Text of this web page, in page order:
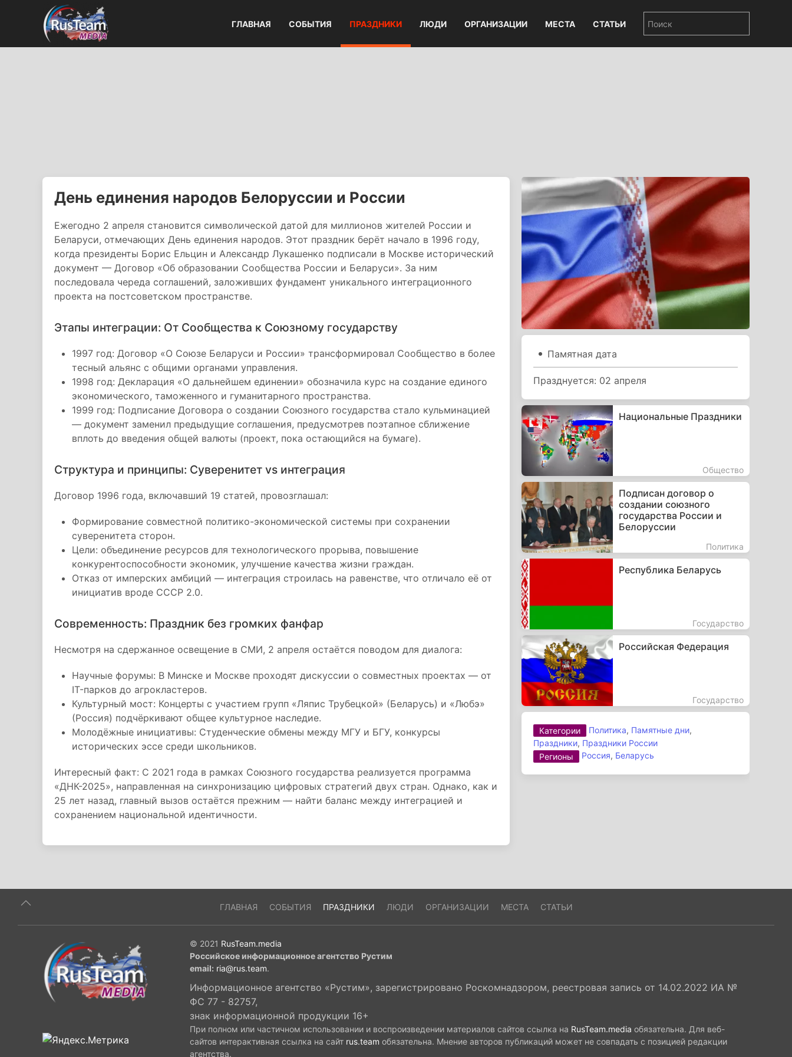
ГЛАВНАЯ СОБЫТИЯ ПРАЗДНИКИ ЛЮДИ ОРГАНИЗАЦИИ МЕСТА СТАТЬИ
День единения народов Белоруссии и России
Ежегодно 2 апреля становится символической датой для миллионов жителей России и
Беларуси, отмечающих День единения народов. Этот праздник берёт начало в 1996 году,
когда президенты Борис Ельцин и Александр Лукашенко подписали в Москве исторический
документ — Договор «Об образовании Сообщества России и Беларуси». За ним
последовала череда соглашений, заложивших фундамент уникального интеграционного
проекта на постсоветском пространстве.
Этапы интеграции: От Сообщества к Союзному государству
1997 год: Договор «О Союзе Беларуси и России» трансформировал Сообщество в более
тесный альянс с общими органами управления.
1998 год: Декларация «О дальнейшем единении» обозначила курс на создание единого
экономического, таможенного и гуманитарного пространства.
1999 год: Подписание Договора о создании Союзного государства стало кульминацией
— документ заменил предыдущие соглашения, предусмотрев поэтапное сближение
вплоть до введения общей валюты (проект, пока остающийся на бумаге).
Структура и принципы: Суверенитет vs интеграция
Договор 1996 года, включавший 19 статей, провозглашал:
Формирование совместной политико-экономической системы при сохранении
суверенитета сторон.
Цели: объединение ресурсов для технологического прорыва, повышение
конкурентоспособности экономик, улучшение качества жизни граждан.
Отказ от имперских амбиций — интеграция строилась на равенстве, что отличало её от
инициатив вроде СССР 2.0.
Современность: Праздник без громких фанфар
Несмотря на сдержанное освещение в СМИ, 2 апреля остаётся поводом для диалога:
Научные форумы: В Минске и Москве проходят дискуссии о совместных проектах — от
IT-парков до агрокластеров.
Культурный мост: Концерты с участием групп «Ляпис Трубецкой» (Беларусь) и «Любэ»
(Россия) подчёркивают общее культурное наследие.
Молодёжные инициативы: Студенческие обмены между МГУ и БГУ, конкурсы
исторических эссе среди школьников.
Интересный факт: С 2021 года в рамках Союзного государства реализуется программа
«ДНК-2025», направленная на синхронизацию цифровых стратегий двух стран. Однако, как и
25 лет назад, главный вызов остаётся прежним — найти баланс между интеграцией и
сохранением национальной идентичности.
Памятная дата
Празднуется: 02 апреля
Национальные Праздники
Общество
Подписан договор о
создании союзного
государства России и
Белоруссии
Политика
Республика Беларусь
Государство
Российская Федерация
Государство
Категории Политика, Памятные дни,
Праздники, Праздники России
Регионы
Россия, Беларусь
ГЛАВНАЯ СОБЫТИЯ ПРАЗДНИКИ ЛЮДИ ОРГАНИЗАЦИИ МЕСТА СТАТЬИ
© 2021 RusTeam.media
Российское информационное агентство Рустим
email: ria@rus.team.
Информационное агентство «Рустим», зарегистрировано Роскомнадзором, реестровая запись от 14.02.2022 ИА №
ФС 77 - 82757,
знак информационной продукции 16+
При полном или частичном использовании и воспроизведении материалов сайтов ссылка на RusTeam.media обязательна. Для веб-
сайтов интерактивная ссылка на сайт rus.team обязательна. Мнение авторов публикаций может не совпадать с позицией редакции
агентства.